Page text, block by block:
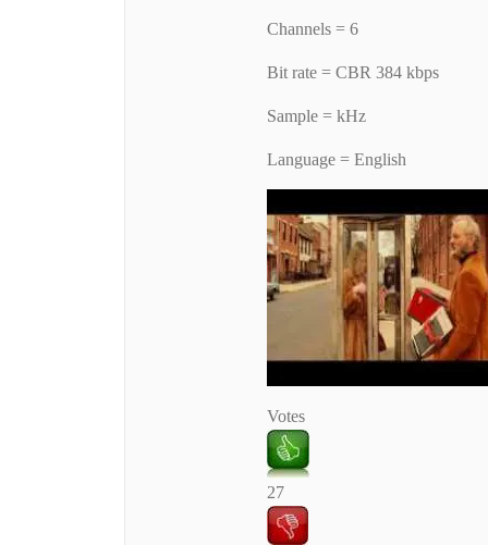
Channels = 6
Bit rate = CBR 384 kbps
Sample = kHz
Language = English
Votes
27